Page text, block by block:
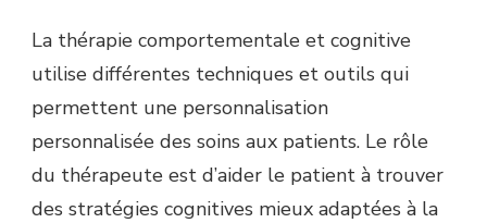
La thérapie comportementale et cognitive
utilise différentes techniques et outils qui
permettent une personnalisation
personnalisée des soins aux patients. Le rôle
du thérapeute est d’aider le patient à trouver
des stratégies cognitives mieux adaptées à la